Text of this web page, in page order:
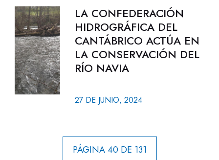
LA CONFEDERACIÓN
HIDROGRÁFICA DEL
CANTÁBRICO ACTÚA EN
LA CONSERVACIÓN DEL
RÍO NAVIA
27 DE JUNIO, 2024
PÁGINA 40 DE 131